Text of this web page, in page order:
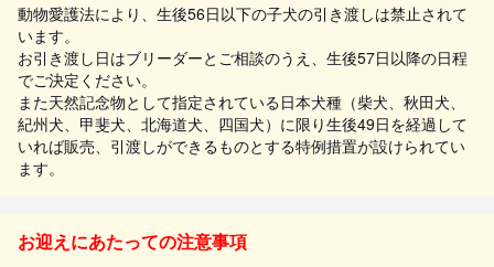
動物愛護法により、生後56日以下の子犬の引き渡しは禁止されて
います。
お引き渡し日はブリーダーとご相談のうえ、生後57日以降の日程
でご決定ください。
また天然記念物として指定されている日本犬種（柴犬、秋田犬、
紀州犬、甲斐犬、北海道犬、四国犬）に限り生後49日を経過して
いれば販売、引渡しができるものとする特例措置が設けられてい
ます。
お迎えにあたっての注意事項